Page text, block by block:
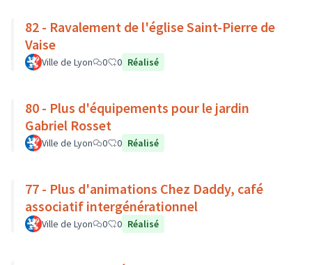
82 - Ravalement de l'église Saint-Pierre de
Vaise
Ville de Lyon 0 0 Réalisé
80 - Plus d'équipements pour le jardin
Gabriel Rosset
Ville de Lyon 0 0 Réalisé
77 - Plus d'animations Chez Daddy, café
associatif intergénérationnel
Ville de Lyon 0 0 Réalisé